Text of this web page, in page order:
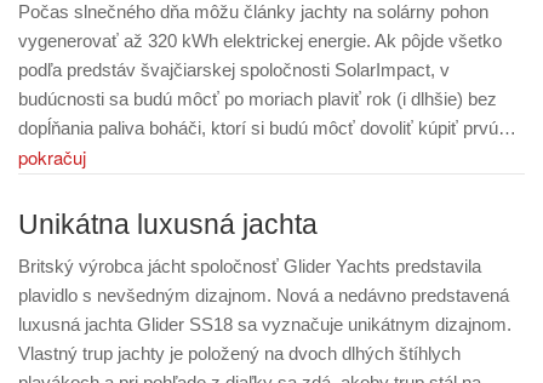
Počas slnečného dňa môžu články jachty na solárny pohon
vygenerovať až 320 kWh elektrickej energie. Ak pôjde všetko
podľa predstáv švajčiarskej spoločnosti SolarImpact, v
budúcnosti sa budú môcť po moriach plaviť rok (i dlhšie) bez
dopĺňania paliva boháči, ktorí si budú môcť dovoliť kúpiť prvú…
pokračuj
Unikátna luxusná jachta
Britský výrobca jácht spoločnosť Glider Yachts predstavila
plavidlo s nevšedným dizajnom. Nová a nedávno predstavená
luxusná jachta Glider SS18 sa vyznačuje unikátnym dizajnom.
Vlastný trup jachty je položený na dvoch dlhých štíhlych